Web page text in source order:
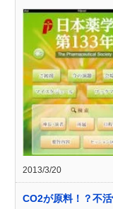
2013/3/20
CO2が原料！？不